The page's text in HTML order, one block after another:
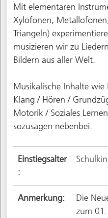
Mit elementaren
Xylofonen,
Triangeln)
musizieren wir zu
Bildern aus aller Welt.
Musikalische Inhalte
Klang / Hören /
Motorik / Soziales
sozusagen nebenbei.
Einstiegsalter
:
Anmerkung:
Die
zum